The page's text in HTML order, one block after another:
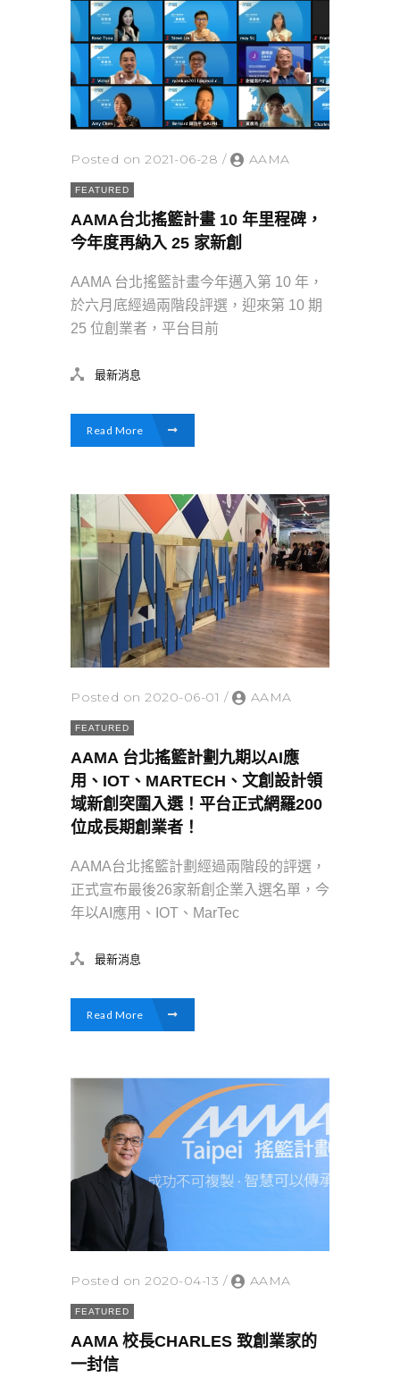
Posted on 2021-06-28 / AAMA
FEATURED
AAMA台北搖籃計畫 10 年里程碑，
今年度再納入 25 家新創
AAMA 台北搖籃計畫今年邁入第 10 年，
於六月底經過兩階段評選，迎來第 10 期
25 位創業者，平台目前
最新消息
Read More
Posted on 2020-06-01 / AAMA
FEATURED
AAMA 台北搖籃計劃九期以AI應
用、IOT、MARTECH、文創設計領
域新創突圍入選！平台正式網羅200
位成長期創業者！
AAMA台北搖籃計劃經過兩階段的評選，
正式宣布最後26家新創企業入選名單，今
年以AI應用、IOT、MarTec
最新消息
Read More
Posted on 2020-04-13 / AAMA
FEATURED
AAMA 校長CHARLES 致創業家的
一封信